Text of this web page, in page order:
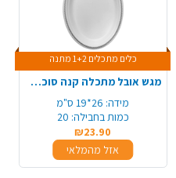
כלים מתכלים 1+2 מתנה
מגש אובל מתכלה קנה סוכר מודפס 20 יח' - כסף
מידה: 26*19 ס"מ
כמות בחבילה: 20
₪23.90
אזל מהמלאי